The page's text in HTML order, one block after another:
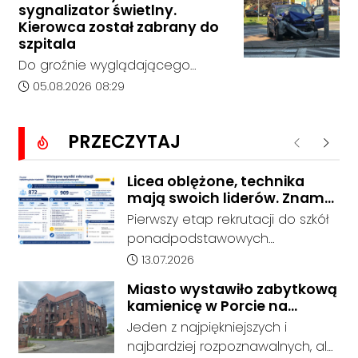
bez rozstrzygnięcia. Mimo
wcześniejszego zainteresowania
terenem ze strony sieci Dino, do
postępowania nie zgłosił się
żaden oferent.
sygnalizator świetlny.
Kierowca został zabrany do
szpitala
Do groźnie wyglądającego
zdarzenia drogowego doszło w
godziny 6:30 kierujący
samochodem marki Honda
zjechał z drogi i uderzył w
sygnalizator świetlny.
Data dodania artykułu:
05.08.2026 08:29
PRZECZYTAJ Poprzednie
Licea oblężone, technika
mają swoich liderów. Znamy
wstępne wyniki rekrutacji do
szkół w powiecie
Pierwszy etap rekrutacji do szkół
ponadpodstawowych
prowadzonych przez Powiat
coraz wyraźniejsze preferencje
tegorocznych absolwentów szkół
podstawowych. Dane dotyczą
kandydatów, którzy wskazali dany
Data dodania artykułu:
13.07.2026
Miasto wystawiło zabytkową
kamienicę w Porcie na
sprzedaż. W dawnym hotelu
mają powstać mieszkania
Jeden z najpiękniejszych i
najbardziej rozpoznawalnych, ale